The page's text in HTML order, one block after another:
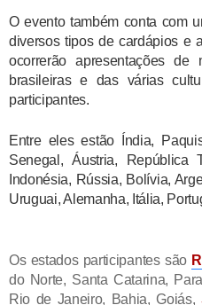
O evento também conta com
diversos tipos de cardápios e
ocorrerão apresentações de
brasileiras e das várias
participantes.
Entre eles estão Índia,
Senegal, Áustria, República
Indonésia, Rússia, Bolívia,
Uruguai, Alemanha, Itália,
Os estados participantes são
do Norte, Santa Catarina,
Rio de Janeiro, Bahia, Goiás,